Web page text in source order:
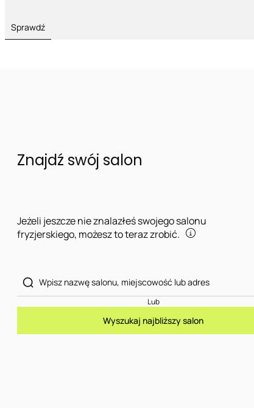
Sprawdź
Znajdź swój salon
Jeżeli jeszcze nie znalazłeś swojego salonu
fryzjerskiego, możesz to teraz zrobić.
Lub
Wyszukaj najbliższy salon